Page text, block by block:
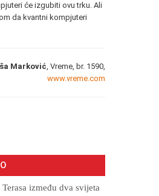
će izgubiti ovu trku. Ali
da kvantni kompjuteri
Marković , Vreme, br. 1590,
www.vreme.com
Terasa između dva svijeta